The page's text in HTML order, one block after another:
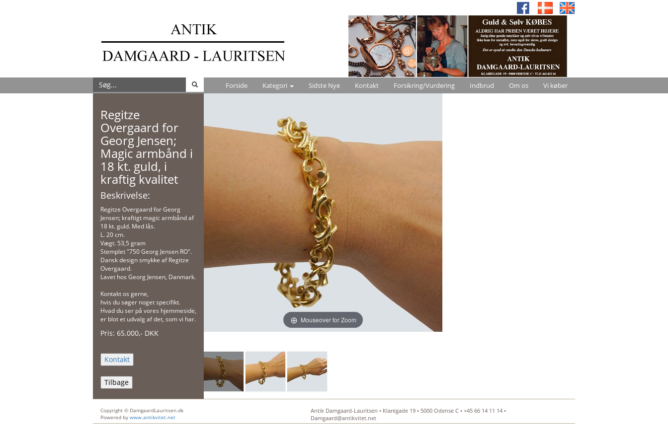
Forside Kategori Sidste Nye Kontakt Forsikring/Vurdering Indbrud Om os Vi køber
Regitze
Overgaard for
Georg Jensen;
Magic armbånd i
18 kt. guld, i
kraftig kvalitet
Beskrivelse:
Regitze Overgaard for Georg
Jensen; kraftigt magic armbånd af
18 kt. guld. Med lås.
L. 20 cm.
Vægt. 53,5 gram
Stemplet "750 Georg Jensen RO".
Dansk design smykke af Regitze
Overgaard.
Lavet hos Georg Jensen, Danmark.
Kontakt os gerne,
hvis du søger noget specifikt.
Hvad du ser på vores hjemmeside,
er blot et udvalg af det, som vi har.
Pris: 65.000,- DKK
Tilbage
Mouseover for Zoom
Copyright © DamgaardLauritsen.dk
Powered by www.antikvitet.net
Antik Damgaard-Lauritsen • Klaregade 19 • 5000 Odense C • +45 66 14 11 14 •
Damgaard@antikvitet.net